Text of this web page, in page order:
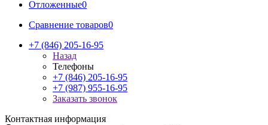
Отложенные0
Сравнение товаров0
+7 (846) 205-16-95
Назад
Телефоны
+7 (846) 205-16-95
+7 (987) 955-16-95
Заказать звонок
Контактная информация